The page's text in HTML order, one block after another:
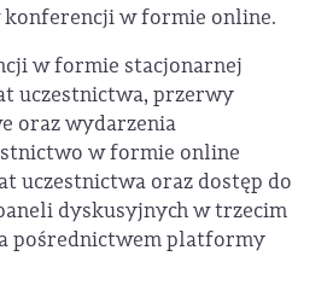
konferencji w formie online.
w formie stacjonarnej
uczestnictwa, przerwy
oraz wydarzenia
w formie online
uczestnictwa oraz dostęp do
dyskusyjnych w trzecim
pośrednictwem platformy